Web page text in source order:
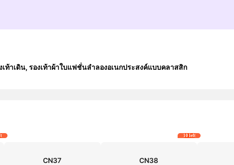
เท้าเดิน, รองเท้าผ้าใบแฟชั่นลำลองอเนกประสงค์แบบคลาสสิก
CN37 CN38
10 left